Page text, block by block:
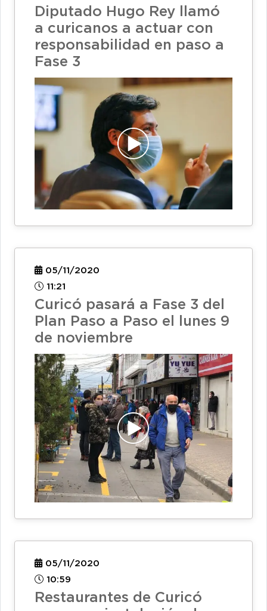
Diputado Hugo Rey llamó
a curicanos a actuar con
responsabilidad en paso a
Fase 3
05/11/2020
11:21
Curicó pasará a Fase 3 del
Plan Paso a Paso el lunes 9
de noviembre
05/11/2020
10:59
Restaurantes de Curicó